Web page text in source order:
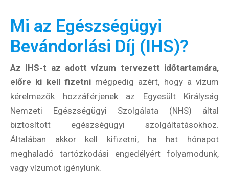
Mi az Egészségügyi
Bevándorlási Díj (IHS)?
Az IHS-t az adott vízum tervezett időtartamára,
előre ki kell fizetni mégpedig azért, hogy a vízum
kérelmezők hozzáférjenek az Egyesült Királyság
Nemzeti Egészségügyi Szolgálata (NHS) által
biztosított egészségügyi szolgáltatásokhoz.
Általában akkor kell kifizetni, ha hat hónapot
meghaladó tartózkodási engedélyért folyamodunk,
vagy vízumot igénylünk.